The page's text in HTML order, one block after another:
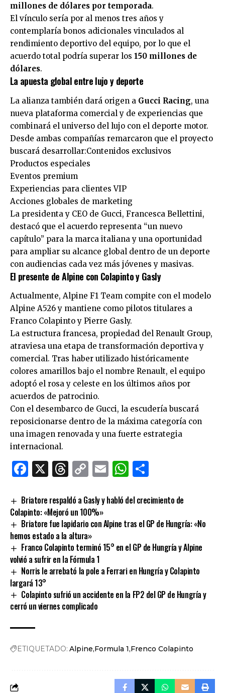
millones de dólares por temporada.
El vínculo sería por al menos tres años y
contemplaría bonos adicionales vinculados al
rendimiento deportivo del equipo, por lo que el
acuerdo total podría superar los 150 millones de
dólares.
La apuesta global entre lujo y deporte
La alianza también dará origen a Gucci Racing, una
nueva plataforma comercial y de experiencias que
combinará el universo del lujo con el deporte motor.
Desde ambas compañías remarcaron que el proyecto
buscará desarrollar:Contenidos exclusivos
Productos especiales
Eventos premium
Experiencias para clientes VIP
Acciones globales de marketing
La presidenta y CEO de Gucci, Francesca Bellettini,
destacó que el acuerdo representa “un nuevo
capítulo” para la marca italiana y una oportunidad
para ampliar su alcance global dentro de un deporte
con audiencias cada vez más jóvenes y masivas.
El presente de Alpine con Colapinto y Gasly
Actualmente, Alpine F1 Team compite con el modelo
Alpine A526 y mantiene como pilotos titulares a
Franco Colapinto y Pierre Gasly.
La estructura francesa, propiedad del Renault Group,
atraviesa una etapa de transformación deportiva y
comercial. Tras haber utilizado históricamente
colores amarillos bajo el nombre Renault, el equipo
adoptó el rosa y celeste en los últimos años por
acuerdos de patrocinio.
Con el desembarco de Gucci, la escudería buscará
reposicionarse dentro de la máxima categoría con
una imagen renovada y una fuerte estrategia
internacional.
Facebook
X Threads
CopyEmailWhatsApp
Briatore respaldó a Gasly y habló del crecimiento de
Colapinto: «Mejoró un 100%»
Briatore fue lapidario con Alpine tras el GP de Hungría: «No
hemos estado a la altura»
Franco Colapinto terminó 15° en el GP de Hungría y Alpine
volvió a sufrir en la Fórmula 1
Norris le arrebató la pole a Ferrari en Hungría y Colapinto
largará 13°
Colapinto sufrió un accidente en la FP2 del GP de Hungría y
cerró un viernes complicado
ETIQUETADO: Alpine Formula 1 Frenco Colapinto